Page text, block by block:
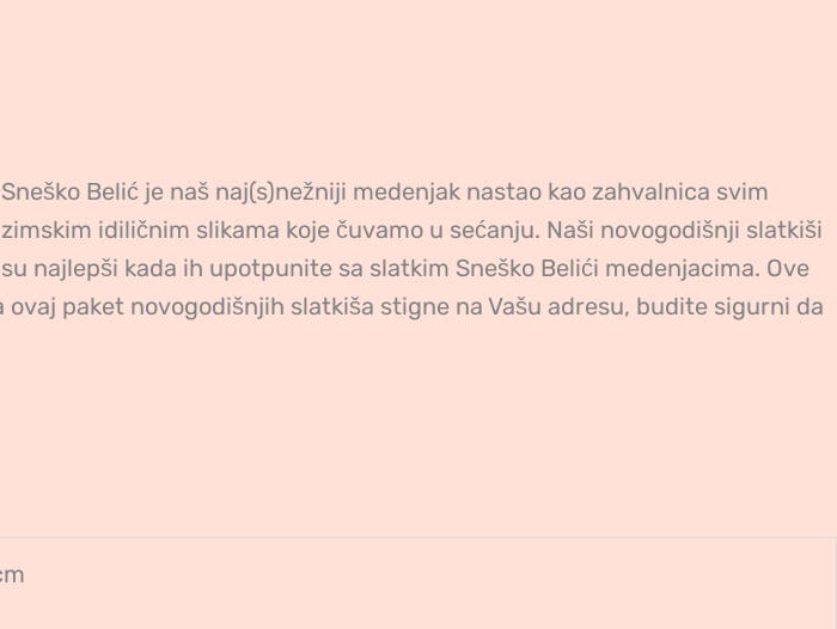
Sneško Belić je naš naj(s)nežniji medenjak nastao kao zahvalnica svim
zimskim idiličnim slikama koje čuvamo u sećanju. Naši novogodišnji slatkiši
su najlepši kada ih upotpunite sa slatkim Sneško Belići medenjacima. Ove
paket novogodišnjih slatkiša stigne na Vašu adresu, budite sigurni da